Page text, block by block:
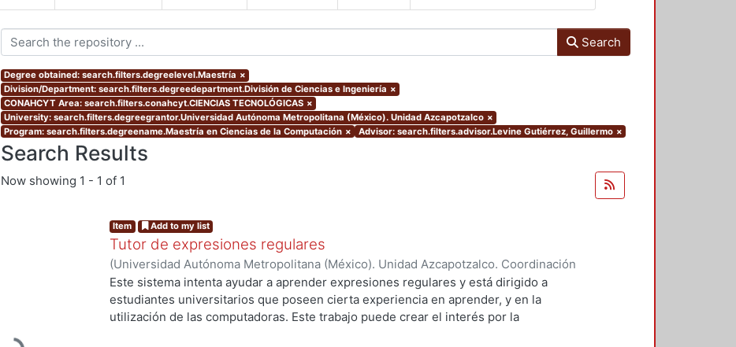
Search
Degree obtained: search.filters.degreelevel.Maestría ×
Division/Department: search.filters.degreedepartment.División de Ciencias e Ingeniería ×
CONAHCYT Area: search.filters.conahcyt.CIENCIAS TECNOLÓGICAS ×
University: search.filters.degreegrantor.Universidad Autónoma Metropolitana (México). Unidad Azcapotzalco ×
Program: search.filters.degreename.Maestría en Ciencias de la Computación × Advisor: search.filters.advisor.Levine Gutiérrez, Guillermo ×
Search Results
Now showing 1 - 1 of 1
Item Add to my list
Tutor de expresiones regulares
(Universidad Autónoma Metropolitana (México). Unidad Azcapotzalco. Coordinación
de Servicios de Información., 1990-05) GONZALEZ BRAMBILA, SILVIA BEATRIZ
Este sistema intenta ayudar a aprender expresiones regulares y está dirigido a
estudiantes universitarios que poseen cierta experiencia en aprender, y en la
utilización de las computadoras. Este trabajo puede crear el interés por la